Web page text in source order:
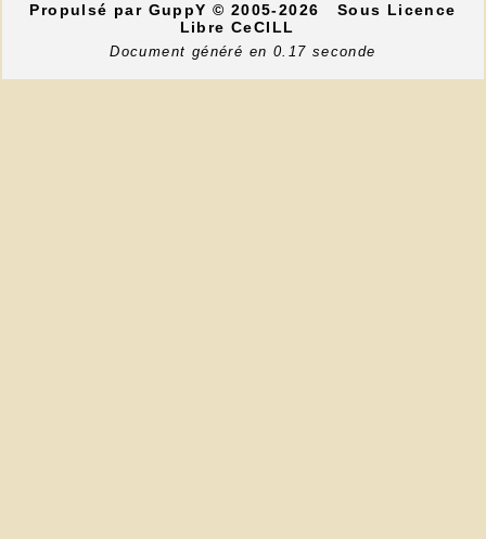
Propulsé par GuppY© 2005-2026
Sous Licence
Libre CeCILL
Document généré en 0.17 seconde